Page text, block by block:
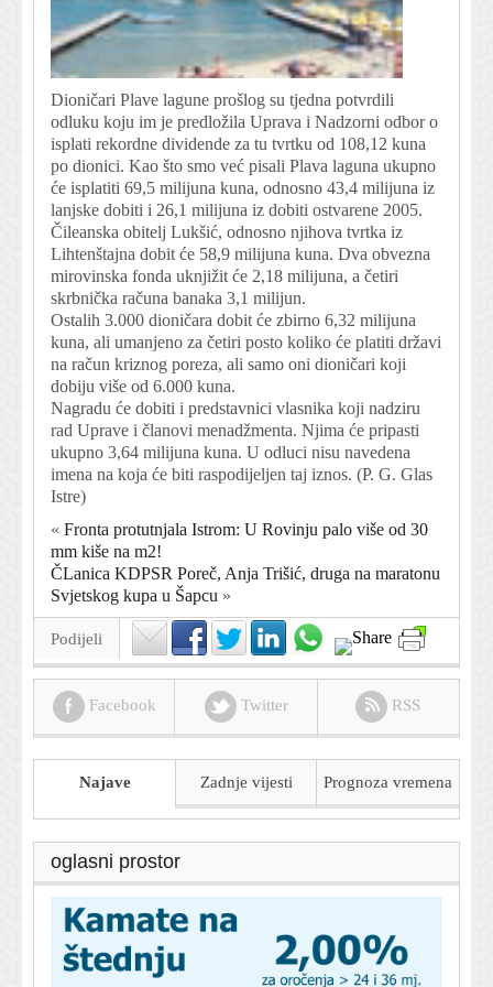
Dioničari Plave lagune prošlog su tjedna potvrdili
odluku koju im je predložila Uprava i Nadzorni odbor o
isplati rekordne dividende za tu tvrtku od 108,12 kuna
po dionici. Kao što smo već pisali Plava laguna ukupno
će isplatiti 69,5 milijuna kuna, odnosno 43,4 milijuna iz
lanjske dobiti i 26,1 milijuna iz dobiti ostvarene 2005.
Čileanska obitelj Lukšić, odnosno njihova tvrtka iz
Lihtenštajna dobit će 58,9 milijuna kuna. Dva obvezna
mirovinska fonda uknjižit će 2,18 milijuna, a četiri
skrbnička računa banaka 3,1 milijun.
Ostalih 3.000 dioničara dobit će zbirno 6,32 milijuna
kuna, ali umanjeno za četiri posto koliko će platiti državi
na račun kriznog poreza, ali samo oni dioničari koji
dobiju više od 6.000 kuna.
Nagradu će dobiti i predstavnici vlasnika koji nadziru
rad Uprave i članovi menadžmenta. Njima će pripasti
ukupno 3,64 milijuna kuna. U odluci nisu navedena
imena na koja će biti raspodijeljen taj iznos. (P. G. Glas
Istre)
« Fronta protutnjala Istrom: U Rovinju palo više od 30
mm kiše na m2!
ČLanica KDPSR Poreč, Anja Trišić, druga na maratonu
Svjetskog kupa u Šapcu »
Podijeli
Facebook Twitter RSS
Najave Zadnje vijesti Prognoza vremena
oglasni prostor